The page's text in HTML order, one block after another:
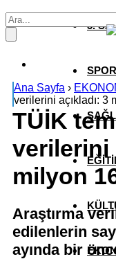
3.
SPOR
Ana Sayfa ›
verilerini açıkladı: 3
TÜİK
verilerini
milyon
Araştırma
edilenlerin
ayında bir